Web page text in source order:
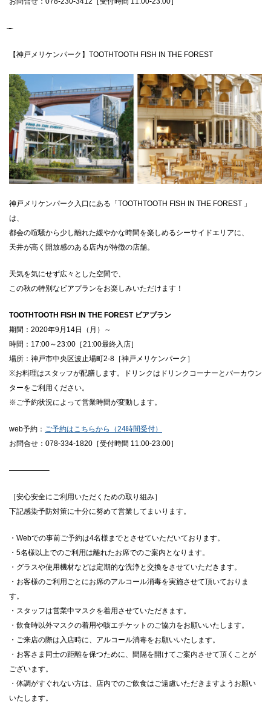
̶̶̶̶̶–
【神戸メリケンパーク】TOOTHTOOTH FISH IN THE FOREST
神戸メリケンパーク入口にある「TOOTHTOOTH FISH IN THE FOREST 」
は、
都会の喧騒から少し離れた緩やかな時間を楽しめるシーサイドエリアに、
天井が高く開放感のある店内が特徴の店舗。
天気を気にせず広々とした空間で、
この秋の特別なビアプランをお楽しみいただけます！
TOOTHTOOTH FISH IN THE FOREST ビアプラン
期間：2020年9月14日（月）～
時間：17:00～23:00［21:00最終入店］
場所：神戸市中央区波止場町2-8［神戸メリケンパーク］
※お料理はスタッフが配膳します。ドリンクはドリンクコーナーとバーカウン
ターをご利用ください。
※ご予約状況によって営業時間が変動します。
web予約： ご予約はこちらから（24時間受付）
お問合せ：078-334-1820［受付時間 11:00-23:00］
—————–
［安⼼安全にご利⽤いただくための取り組み］
下記感染予防対策に⼗分に努めて営業してまいります。
・Webでの事前ご予約は4名様までとさせていただいております。
・5名様以上でのご利⽤は離れたお席でのご案内となります。
・グラスや使⽤機材などは定期的な洗浄と交換をさせていただきます。
・お客様のご利⽤ごとにお席のアルコール消毒を実施させて頂いておりま
す。
・スタッフは営業中マスクを着⽤させていただきます。
・飲⾷時以外マスクの着⽤や咳エチケットのご協⼒をお願いいたします。
・ご来店の際は⼊店時に、アルコール消毒をお願いいたします。
・お客さま同⼠の距離を保つために、間隔を開けてご案内させて頂くことが
ございます。
・体調がすぐれない⽅は、店内でのご飲⾷はご遠慮いただきますようお願い
いたします。